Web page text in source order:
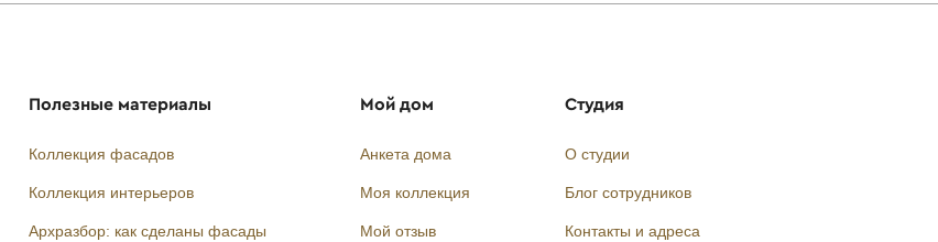
Полезные материалы
Коллекция фасадов
Коллекция интерьеров
Архразбор: как сделаны фасады
Мой дом
Анкета дома
Моя коллекция
Мой отзыв
Студия
О студии
Блог сотрудников
Контакты и адреса